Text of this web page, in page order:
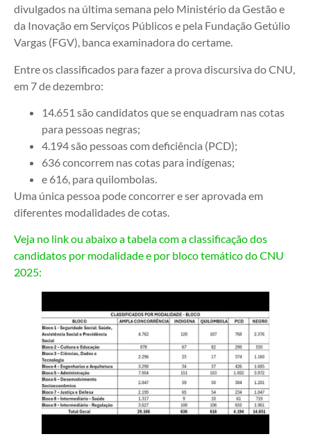
divulgados na última semana pelo Ministério da Gestão e
da Inovação em Serviços Públicos e pela Fundação Getúlio
Vargas (FGV), banca examinadora do certame.
Entre os classificados para fazer a prova discursiva do CNU,
em 7 de dezembro:
14.651 são candidatos que se enquadram nas cotas
para pessoas negras;
4.194 são pessoas com deficiência (PCD);
636 concorrem nas cotas para indígenas;
e 616, para quilombolas.
Uma única pessoa pode concorrer e ser aprovada em
diferentes modalidades de cotas.
Veja no link ou abaixo a tabela com a classificação dos
candidatos por modalidade e por bloco temático do CNU
2025: